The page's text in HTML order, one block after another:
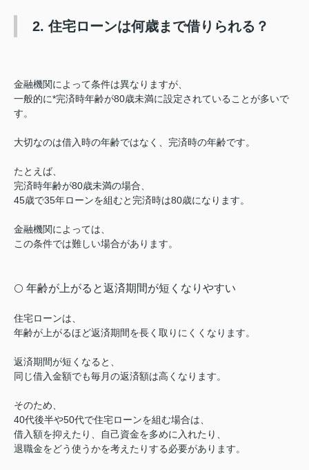
2. 住宅ローンは何歳まで借りられる？
金融機関によって条件は異なりますが、
一般的に*完済時年齢が80歳未満に設定されていることが多いで
す。
大切なのは借入時の年齢ではなく、完済時の年齢です。
たとえば、
完済時年齢が80歳未満の場合、
45歳で35年ローンを組むと完済時は80歳になります。
金融機関によっては、
この条件では難しい場合があります。
⚪️ 年齢が上がると返済期間が短くなりやすい
住宅ローンは、
年齢が上がるほど返済期間を長く取りにくくなります。
返済期間が短くなると、
同じ借入金額でも毎月の返済額は高くなります。
そのため、
40代後半や50代で住宅ローンを組む場合は、
借入額を抑えたり、自己資金を多めに入れたり、
退職金をどう使うかを考えたりする必要があります。